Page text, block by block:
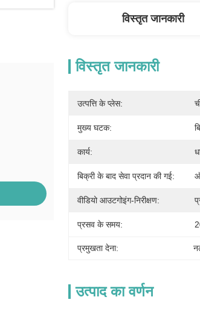
विस्तृत जानकारी
विस्तृत जानकारी
उत्पत्ति के प्लेस:
मुख्य घटक:
कार्य:
बिक्री के बाद सेवा प्रदान की गई:
वीडियो आउटगोइंग-निरीक्षण:
प्रसव के समय:
प्रमुखता देना:
उत्पाद का वर्णन